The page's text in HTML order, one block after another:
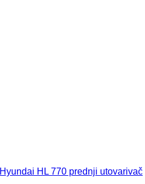
Hyundai HL 770 prednji utovarivač